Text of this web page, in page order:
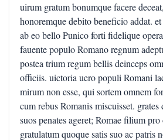
uirum gratum bonumque facere
honoremque debito beneficio addat.
ab eo bello Punico forti fidelique
fauente populo Romano regnum
postea trium regum bellis deinceps
officiis. uictoria uero populi Romani
mirum non esse, qui sortem omnem
cum rebus Romanis miscuisset.
suos penates ageret; Romae filium pro
gratulatum quoque satis suo ac patris